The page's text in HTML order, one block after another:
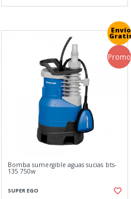
Envío
Promo
Bomba sumergible aguas sucias bts-
135 750w
SUPER EGO